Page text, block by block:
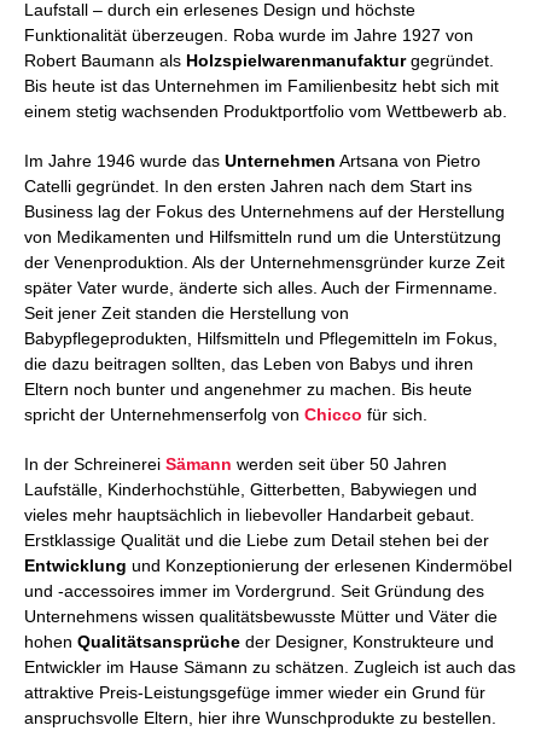
Laufstall – durch ein erlesenes Design und höchste
Funktionalität überzeugen. Roba wurde im Jahre 1927 von
Robert Baumann als Holzspielwarenmanufakturgegründet.
Bis heute ist das Unternehmen im Familienbesitz hebt sich mit
einem stetig wachsenden Produktportfolio vom Wettbewerb ab.
Im Jahre 1946 wurde das Unternehmen Artsana von Pietro
Catelli gegründet. In den ersten Jahren nach dem Start ins
Business lag der Fokus des Unternehmens auf der Herstellung
von Medikamenten und Hilfsmitteln rund um die Unterstützung
der Venenproduktion. Als der Unternehmensgründer kurze Zeit
später Vater wurde, änderte sich alles. Auch der Firmenname.
Seit jener Zeit standen die Herstellung von
Babypflegeprodukten, Hilfsmitteln und Pflegemitteln im Fokus,
die dazu beitragen sollten, das Leben von Babys und ihren
Eltern noch bunter und angenehmer zu machen. Bis heute
spricht der Unternehmenserfolg von Chicco für sich.
In der Schreinerei Sämann werden seit über 50 Jahren
Laufställe, Kinderhochstühle, Gitterbetten, Babywiegen und
vieles mehr hauptsächlich in liebevoller Handarbeit gebaut.
Erstklassige Qualität und die Liebe zum Detail stehen bei der
Entwicklung und Konzeptionierung der erlesenen Kindermöbel
und -accessoires immer im Vordergrund. Seit Gründung des
Unternehmens wissen qualitätsbewusste Mütter und Väter die
hohen Qualitätsansprüche der Designer, Konstrukteure und
Entwickler im Hause Sämann zu schätzen. Zugleich ist auch das
attraktive Preis-Leistungsgefüge immer wieder ein Grund für
anspruchsvolle Eltern, hier ihre Wunschprodukte zu bestellen.